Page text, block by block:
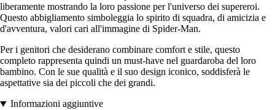
liberamente mostrando la loro passione per l'universo dei supereroi.
Questo abbigliamento simboleggia lo spirito di squadra, di amicizia e
d'avventura, valori cari all'immagine di Spider-Man.
Per i genitori che desiderano combinare comfort e stile, questo
completo rappresenta quindi un must-have nel guardaroba del loro
bambino. Con le sue qualità e il suo design iconico, soddisferà le
aspettative sia dei piccoli che dei grandi.
Informazioni aggiuntive